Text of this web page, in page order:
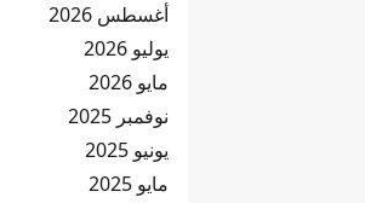
أغسطس 2026
يوليو 2026
مايو 2026
نوفمبر 2025
يونيو 2025
مايو 2025